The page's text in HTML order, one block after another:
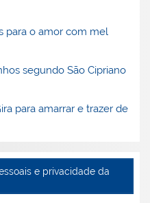
para o amor com mel
segundo São Cipriano
para amarrar e trazer de
e privacidade da